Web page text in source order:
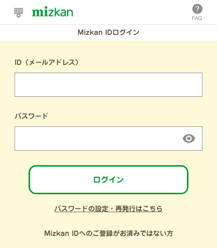
Mizkan IDログイン
ID（メールアドレス）
パスワード
ログイン
パスワードの設定・再発行はこちら
Mizkan IDへのご登録がお済みではない方